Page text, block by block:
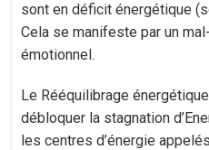
sont en déficit énergétique
Cela se manifeste par un
émotionnel.
Le Rééquilibrage
débloquer la stagnation
les centres d’énergie